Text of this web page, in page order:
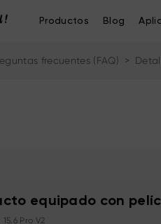
Productos Blog
frecuentes (FAQ) >
equipado con
Pro V2